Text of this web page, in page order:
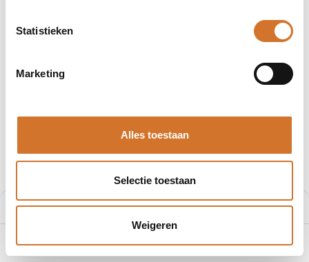
Statistieken
Marketing
Alles toestaan
Selectie toestaan
Weigeren
Prijs:
Aan winkelmand toevoegen
Producten EMC Messing M32 16-25mm Euro-T Wartel
RST EMC Messing M32 16-25mm
Euro-T Wartel
Artikelnummer :61086532
€12,81